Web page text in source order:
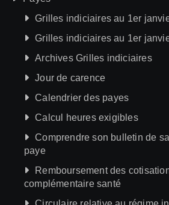
Grilles indiciaires au 1er
Grilles indiciaires au 1er
Archives Grilles indiciaires
Jour de carence
Calendrier des payes
Calcul heures exigibles
Comprendre son bulletin de
paye
Remboursement des
complémentaire santé